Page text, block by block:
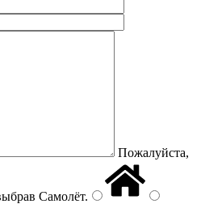
Пожалуйста,
Самолёт.